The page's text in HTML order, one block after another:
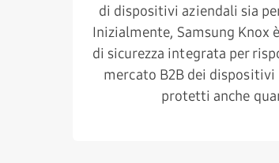
di dispositivi aziendali sia
Inizialmente, Samsung
di sicurezza integrata per
mercato B2B dei
protetti anche